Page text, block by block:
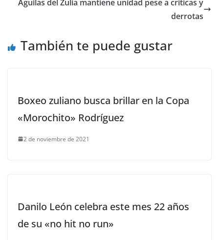
Águilas del Zulia mantiene unidad pese a críticas y
derrotas
También te puede gustar
Boxeo zuliano busca brillar en la Copa
«Morochito» Rodríguez
2 de noviembre de 2021
Danilo León celebra este mes 22 años
de su «no hit no run»